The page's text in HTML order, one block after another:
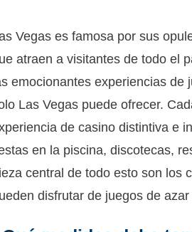
Vegas es famosa por sus
atraen a visitantes de todo el
emocionantes experiencias
Las Vegas puede ofrecer.
de casino distintiva e
en la piscina, discotecas,
central de todo esto son los
disfrutar de juegos de